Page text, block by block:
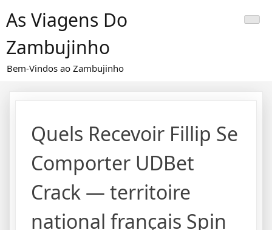
toAs Viagens Do
Zambujinho
Bem-Vindos ao Zambujinho
Quels Recevoir Fillip Se
Comporter UDBet
Crack — territoire
national français Spin